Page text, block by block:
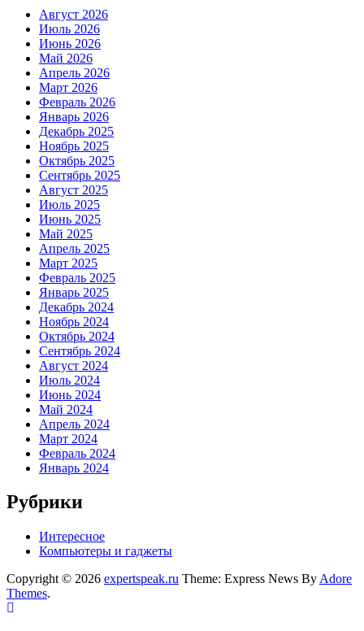
Август 2026
Июль 2026
Июнь 2026
Май 2026
Апрель 2026
Март 2026
Февраль 2026
Январь 2026
Декабрь 2025
Ноябрь 2025
Октябрь 2025
Сентябрь 2025
Август 2025
Июль 2025
Июнь 2025
Май 2025
Апрель 2025
Март 2025
Февраль 2025
Январь 2025
Декабрь 2024
Ноябрь 2024
Октябрь 2024
Сентябрь 2024
Август 2024
Июль 2024
Июнь 2024
Май 2024
Апрель 2024
Март 2024
Февраль 2024
Январь 2024
Рубрики
Интересное
Компьютеры и гаджеты
Copyright © 2026 expertspeak.ru Theme: Express News By Adore
Themes.